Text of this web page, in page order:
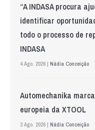
“A INDASA procura
identificar
todo o processo de
INDASA
4 Ago. 2026 | Nádia Conceição
Automechanika
europeia da XTOOL
3 Ago. 2026 | Nádia Conceição